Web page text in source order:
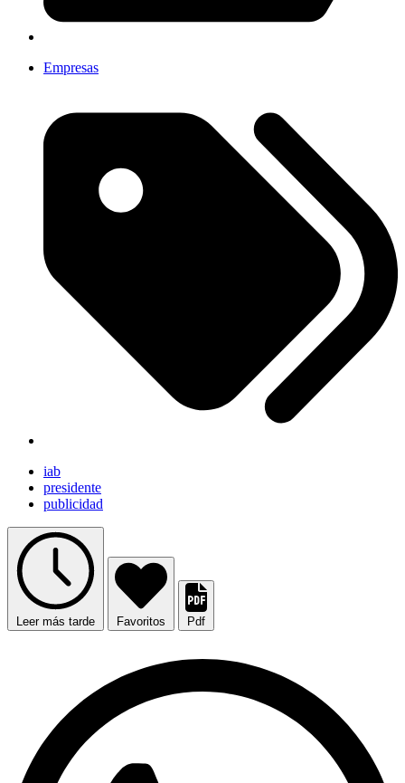
Empresas
iab
presidente
publicidad
Leer más tarde Favoritos Pdf